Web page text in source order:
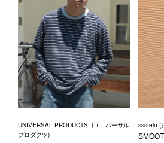
UNIVERSAL PRODUCTS. (ユニバーサル
プロダクツ)
ssstein (